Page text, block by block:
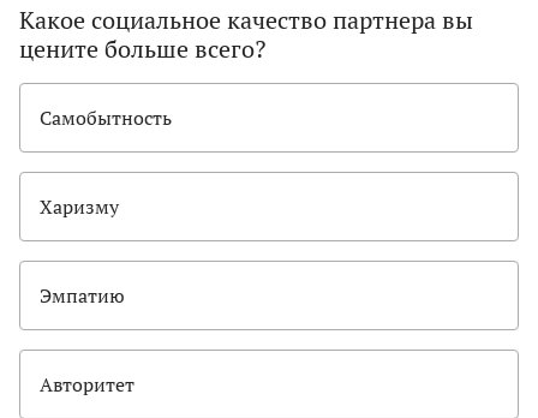
Какое социальное качество партнера вы
цените больше всего?
Самобытность
Харизму
Эмпатию
Авторитет